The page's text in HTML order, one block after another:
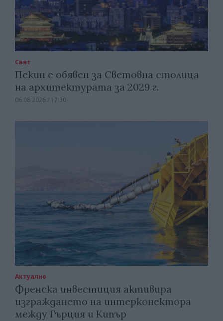
Свят
Пекин е обявен за Световна столица
на архитектурата за 2029 г.
06.08.2026 / 17:30
Актуално
Френска инвестиция активира
изграждането на интерконектора
между Гърция и Кипър